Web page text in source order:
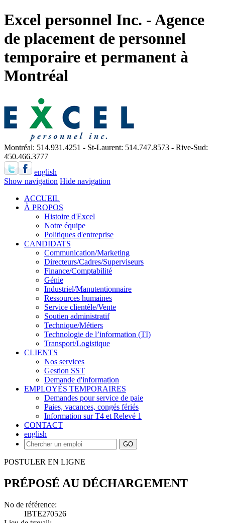
Excel personnel Inc. - Agence
de placement de personnel
temporaire et permanent à
Montréal
Montréal: 514.931.4251 - St-Laurent: 514.747.8573 - Rive-Sud:
450.466.3777
english
Show navigation Hide navigation
ACCUEIL
À PROPOS
Histoire d'Excel
Notre équipe
Politiques d'entreprise
CANDIDATS
Communication/Marketing
Directeurs/Cadres/Superviseurs
Finance/Comptabilité
Génie
Industriel/Manutentionnaire
Ressources humaines
Service clientèle/Vente
Soutien administratif
Technique/Métiers
Technologie de l’information (TI)
Transport/Logistique
CLIENTS
Nos services
Gestion SST
Demande d'information
EMPLOYÉS TEMPORAIRES
Demandes pour service de paie
Paies, vacances, congés fériés
Information sur T4 et Relevé 1
CONTACT
english
POSTULER EN LIGNE
PRÉPOSÉ AU DÉCHARGEMENT
No de référence:
IBTE270526